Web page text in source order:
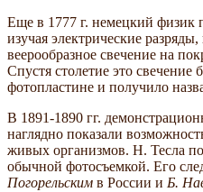
Еще в 1777 г. немецкий физик
изучая электрические
веерообразное свечение на
Спустя столетие это свечение
фотопластине и получило
В 1891-1890 гг.
наглядно показали
живых организмов. Н. Тесла
обычной фотосъемкой. Его
Погорельским в России и Б.